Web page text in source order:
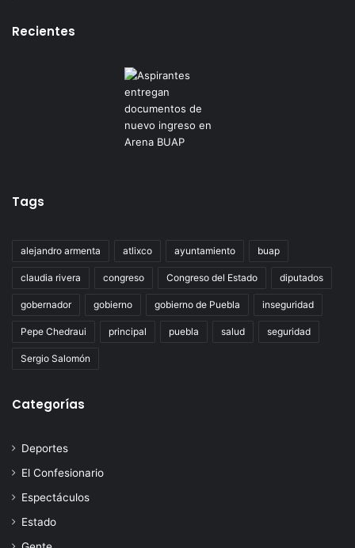
Recientes
Tags
alejandro armenta atlixco ayuntamiento buap
claudia rivera congreso Congreso del Estado diputados
gobernador gobierno gobierno de Puebla inseguridad
Pepe Chedraui principal puebla salud seguridad
Sergio Salomón
Categorías
Deportes
El Confesionario
Espectáculos
Estado